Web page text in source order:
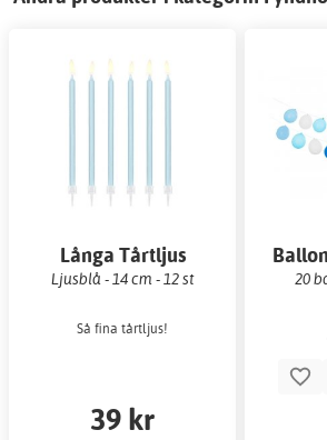
Långa Tårtljus
Ljusblå - 14 cm - 12 st
Så fina tårtljus!
39 kr
20